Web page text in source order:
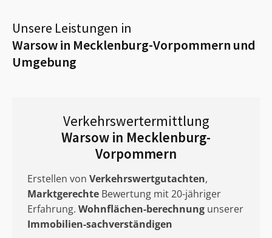
Unsere Leistungen in
Warsow in Mecklenburg-Vorpommern und
Umgebung
Verkehrswertermittlung
Warsow in Mecklenburg-
Vorpommern
Erstellen von Verkehrswertgutachten,
Marktgerechte Bewertung mit 20-jähriger
Erfahrung. Wohnflächen-berechnung unserer
Immobilien-sachverständigen